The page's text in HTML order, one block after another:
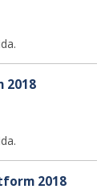
2018